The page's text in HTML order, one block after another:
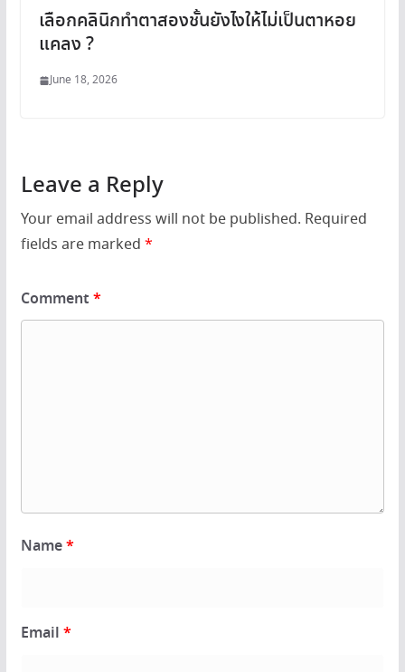
เลือกคลินิกทำตาสองชั้นยังไงให้ไม่เป็นตาหอย
แคลง ?
June 18, 2026
Leave a Reply
Your email address will not be published. Required
fields are marked *
Comment *
Name*
Email *